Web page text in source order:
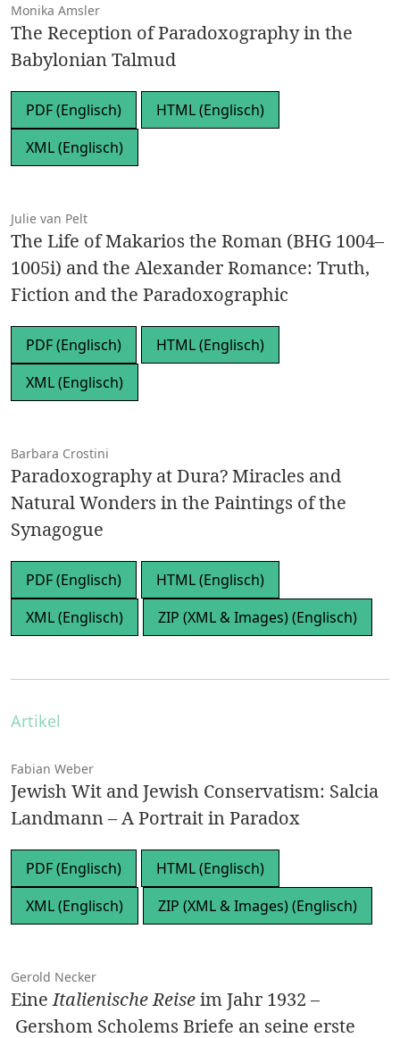
Monika Amsler
The Reception of Paradoxography in the
Babylonian Talmud
PDF (Englisch)
HTML (Englisch)
XML (Englisch)
Julie van Pelt
The Life of Makarios the Roman (BHG 1004–
1005i) and the Alexander Romance: Truth,
Fiction and the Paradoxographic
PDF (Englisch)
HTML (Englisch)
XML (Englisch)
Barbara Crostini
Paradoxography at Dura? Miracles and
Natural Wonders in the Paintings of the
Synagogue
PDF (Englisch)
HTML (Englisch)
XML (Englisch)
ZIP (XML & Images) (Englisch)
Artikel
Fabian Weber
Jewish Wit and Jewish Conservatism: Salcia
Landmann – A Portrait in Paradox
PDF (Englisch)
HTML (Englisch)
XML (Englisch)
ZIP (XML & Images) (Englisch)
Gerold Necker
EineItalienische Reiseim Jahr 1932 –
Gershom Scholems Briefe an seine erste